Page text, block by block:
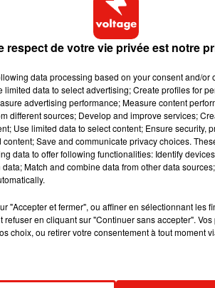
au Resorts World(nouveau
faire son grand
.
Pokémon à la pause déjeuner quand
ans de Pokémon",déclarait-elle au
vue, vous pouvez penser que je suis
vous réalisez que 'Chained to the
respect de votre vie privée est notre
data processing based on your consent and/or
data to select advertising; Create profiles for
advertising performance; Measure content
different sources; Develop and improve services;
Use limited data to select content; Ensure security,
Save and communicate privacy choices.
data to offer following functionalities: Identify
Match and combine data from other data
"Accepter et fermer", ou affiner en sélectionnant les
refuser en cliquant sur "Continuer sans accepter".
choix, ou retirer votre consentement à tout moment